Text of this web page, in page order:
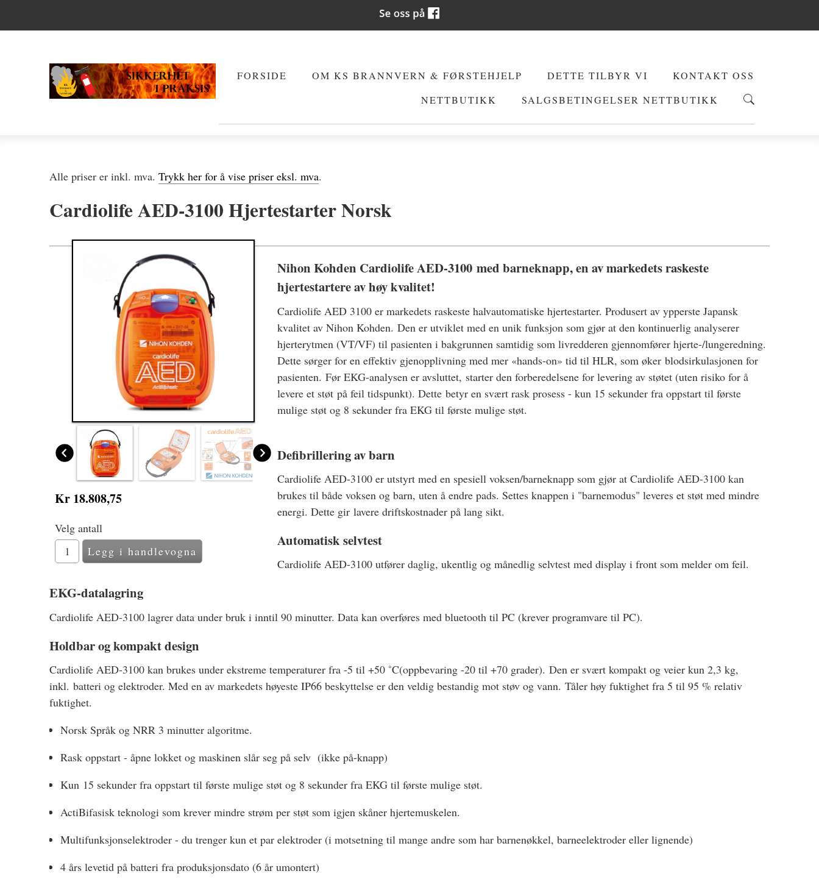
FORSIDE OM KS BRANNVERN & FØRSTEHJELP DETTE TILBYR VI
KONTAKT OSS
NETTBUTIKK
SALGSBETINGELSER NETTBUTIKK
Alle priser er inkl. mva. Trykk her for å vise priser eksl. mva.
Cardiolife AED-3100 Hjertestarter Norsk
Kr 18.808,75
Velg antall
Nihon Kohden Cardiolife AED-3100 med barneknapp, en av markedets raskeste
hjertestartere av høy kvalitet!
Cardiolife AED 3100 er markedets raskeste halvautomatiske hjertestarter. Produsert av ypperste Japansk
kvalitet av Nihon Kohden. Den er utviklet med en unik funksjon som gjør at den kontinuerlig analyserer
hjerterytmen (VT/VF) til pasienten i bakgrunnen samtidig som livredderen gjennomfører hjerte-/lungeredning.
Dette sørger for en effektiv gjenopplivning med mer «hands-on» tid til HLR, som øker blodsirkulasjonen for
pasienten. Før EKG-analysen er avsluttet, starter den forberedelsene for levering av støtet (uten risiko for å
levere et støt på feil tidspunkt). Dette betyr en svært rask prosess - kun 15 sekunder fra oppstart til første
mulige støt og 8 sekunder fra EKG til første mulige støt.
Defibrillering av barn
Cardiolife AED-3100 er utstyrt med en spesiell voksen/barneknapp som gjør at Cardiolife AED-3100 kan
brukes til både voksen og barn, uten å endre pads. Settes knappen i "barnemodus" leveres et støt med mindre
energi. Dette gir lavere driftskostnader på lang sikt.
Automatisk selvtest
Cardiolife AED-3100 utfører daglig, ukentlig og månedlig selvtest med display i front som melder om feil.
EKG-datalagring
Cardiolife AED-3100 lagrer data under bruk i inntil 90 minutter. Data kan overføres med bluetooth til PC (krever programvare til PC).
Holdbar og kompakt design
Cardiolife AED-3100 kan brukes under ekstreme temperaturer fra -5 til +50 ˚C(oppbevaring -20 til +70 grader). Den er svært kompakt og veier kun 2,3 kg,
inkl. batteri og elektroder. Med en av markedets høyeste IP66 beskyttelse er den veldig bestandig mot støv og vann. Tåler høy fuktighet fra 5 til 95 % relativ
fuktighet.
Norsk Språk og NRR 3 minutter algoritme.
Rask oppstart - åpne lokket og maskinen slår seg på selv (ikke på-knapp)
Kun 15 sekunder fra oppstart til første mulige støt og 8 sekunder fra EKG til første mulige støt.
ActiBifasisk teknologi som krever mindre strøm per støt som igjen skåner hjertemuskelen.
Multifunksjonselektroder - du trenger kun et par elektroder (i motsetning til mange andre som har barnenøkkel, barneelektroder eller lignende)
4 års levetid på batteri fra produksjonsdato (6 år umontert)